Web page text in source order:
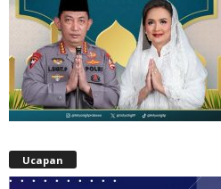
Ucapan